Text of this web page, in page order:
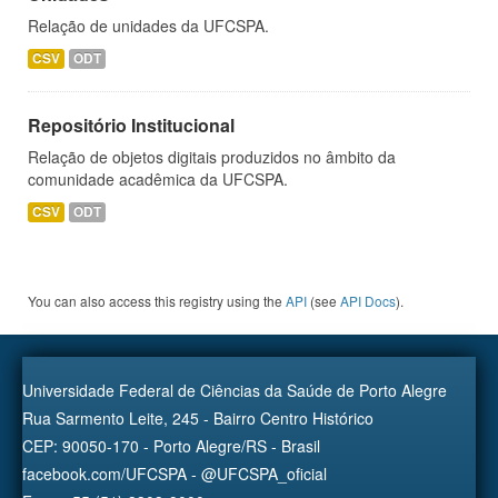
Relação de unidades da UFCSPA.
CSV ODT
Repositório Institucional
Relação de objetos digitais produzidos no âmbito da
comunidade acadêmica da UFCSPA.
CSV ODT
You can also access this registry using the API (see API Docs).
Universidade Federal de Ciências da Saúde de Porto Alegre
Rua Sarmento Leite, 245 - Bairro Centro Histórico
CEP: 90050-170 - Porto Alegre/RS - Brasil
facebook.com/UFCSPA - @UFCSPA_oficial